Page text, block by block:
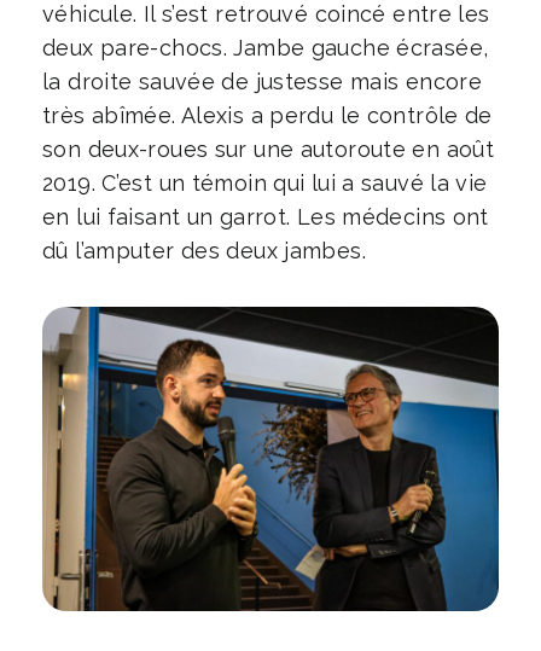
véhicule. Il s’est retrouvé coincé entre les
deux pare-chocs. Jambe gauche écrasée,
la droite sauvée de justesse mais encore
très abîmée. Alexis a perdu le contrôle de
son deux-roues sur une autoroute en août
2019. C’est un témoin qui lui a sauvé la vie
en lui faisant un garrot. Les médecins ont
dû l’amputer des deux jambes.